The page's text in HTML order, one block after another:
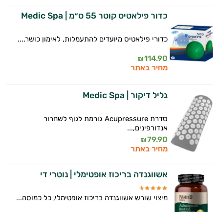
כדור פילאטיס קוטר 55 ס״מ | Medic Spa
כדורי פילאטיס מיועדים להתעמלות, לאימון כושר,...
114.90
₪
מחיר באתר
גליל דיקור | Medic Spa
סדרת Acupressure גורמת לגוף לשחרור
אנדורפינים,...
79.90
₪
מחיר באתר
אשווגנדה בריכוז אופטימלי | נוטרי די
מיצוי שורש אשווגנדה בריכוז אופטימלי, כל כמוסה...